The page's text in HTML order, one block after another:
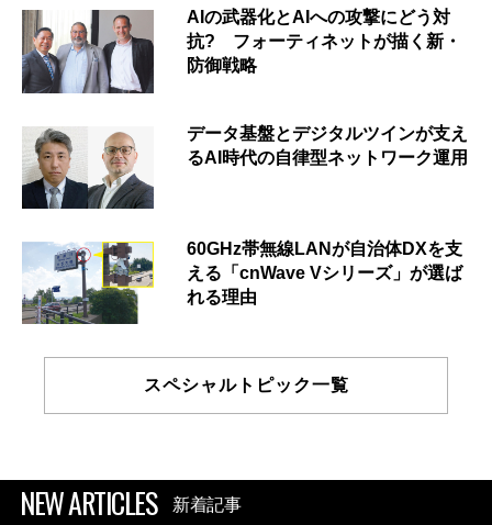
AIの武器化とAIへの攻撃にどう対
抗? フォーティネットが描く新・
防御戦略
データ基盤とデジタルツインが支え
るAI時代の自律型ネットワーク運用
60GHz帯無線LANが自治体DXを支
える「cnWave Vシリーズ」が選ば
れる理由
スペシャルトピック一覧
NEW ARTICLES 新着記事